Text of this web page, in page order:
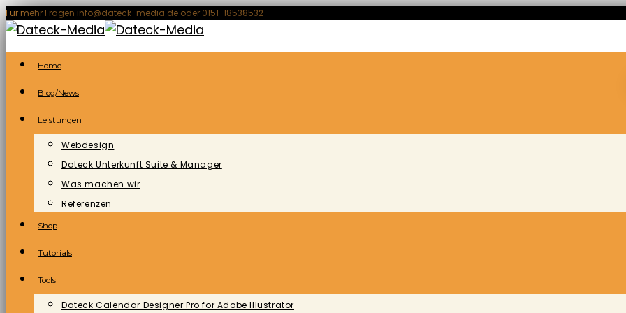
Zum
Inhalt
springen
Für mehr Fragen info@dateck-media.de oder 0151-18538532
Home
Blog/News
Leistungen
Webdesign
Dateck Unterkunft Suite & Manager
Was machen wir
Referenzen
Shop
Tutorials
Tools
Dateck Calendar Designer Pro for Adobe Illustrator